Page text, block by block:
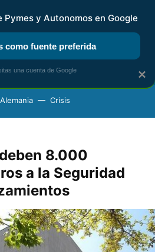
KIT DIGITAL RENTA
Alemania Crisis
8.000
a la Seguridad
×
Pymes y Autonomos en Google
como fuente preferida
una cuenta de Google